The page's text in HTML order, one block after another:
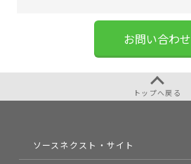
お問い合わせ
トップへ戻る
ソースネクスト・サイト